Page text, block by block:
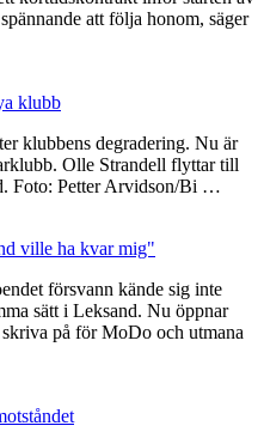
att följa honom, säger
klubb
klubbens degradering. Nu är
Olle Strandell flyttar till
Foto: Petter Arvidson/Bi …
ville ha kvar mig"
försvann kände sig inte
sätt i Leksand. Nu öppnar
på för MoDo och utmana